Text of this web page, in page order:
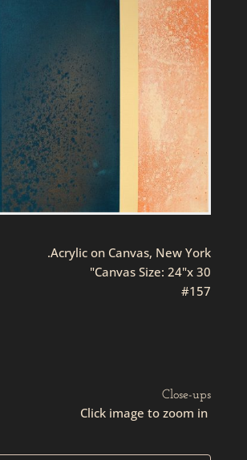
Acrylic on Canvas, New York.
Canvas Size: 24"x 30"
#157
Close-ups